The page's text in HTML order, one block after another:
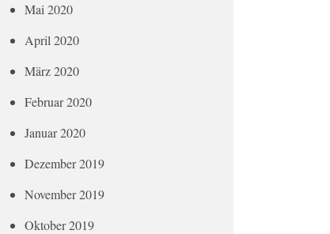
Mai 2020
April 2020
März 2020
Februar 2020
Januar 2020
Dezember 2019
November 2019
Oktober 2019